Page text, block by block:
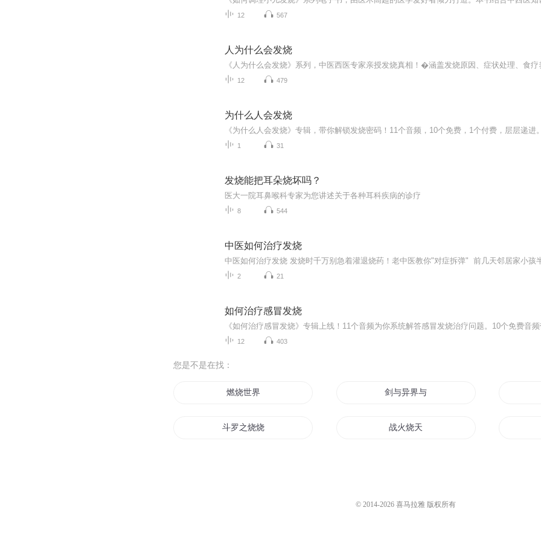
12 567
人为什么会发烧
12 479
为什么人会发烧
1 31
发烧能把耳朵烧坏吗？
医大一院耳鼻喉科专家为您讲述关于各种耳科疾病的诊疗
8 544
中医如何治疗发烧
2 21
如何治疗感冒发烧
12 403
您是不是在找：
燃烧世界 剑与异界与烧烧果实
斗罗之烧烧果实 战火烧天
© 2014-2026 喜马拉雅 版权所有